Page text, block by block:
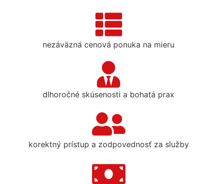
nezáväzná cenová ponuka na mieru
dlhoročné skúsenosti a bohatá prax
korektný prístup a zodpovednosť za služby